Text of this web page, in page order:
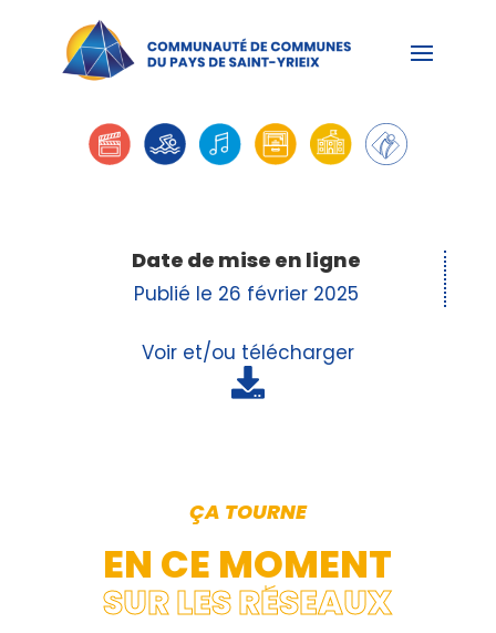
Date de mise en ligne
Publié le 26 février 2025
Voir et/ou télécharger

ÇA TOURNE
EN CE MOMENT
SUR LES RÉSEAUX